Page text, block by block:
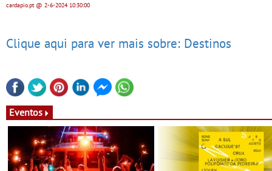
cardapio.pt@ 2-6-202410:30:00
Clique aqui para ver mais sobre: Destinos
Eventos